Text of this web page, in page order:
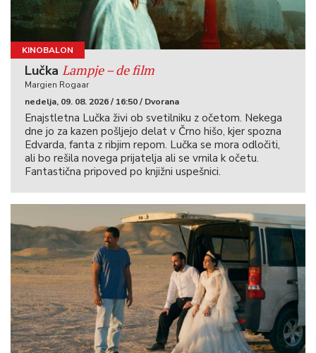
KINOBALON
Lučka Lampje – de film
Margien Rogaar
nedelja, 09. 08. 2026 / 16:50 / Dvorana
Enajstletna Lučka živi ob svetilniku z očetom. Nekega
dne jo za kazen pošljejo delat v Črno hišo, kjer spozna
Edvarda, fanta z ribjim repom. Lučka se mora odločiti,
ali bo rešila novega prijatelja ali se vrnila k očetu.
Fantastična pripoved po knjižni uspešnici.